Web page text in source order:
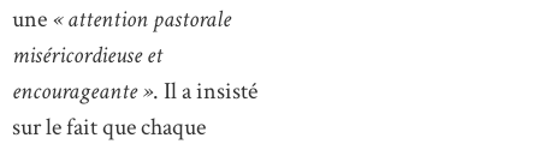
une« attention pastorale
miséricordieuse et
encourageante ». Il a insisté
sur le fait que chaque